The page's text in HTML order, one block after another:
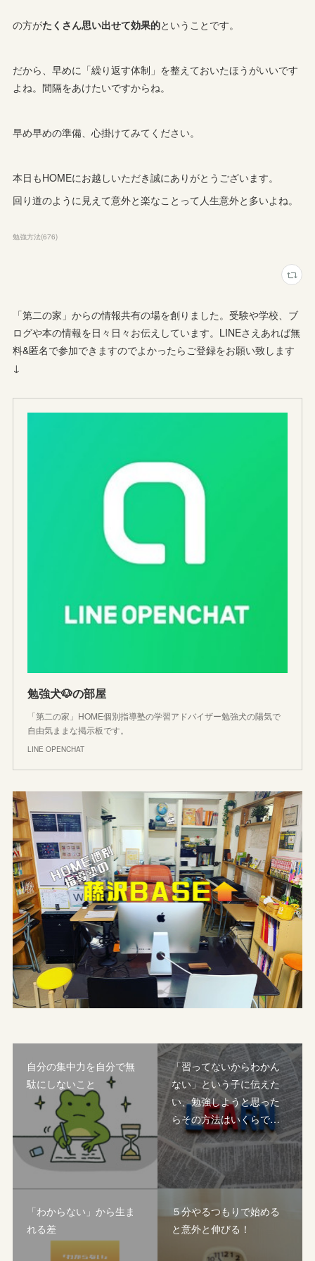
の方がたくさん思い出せて効果的ということです。
だから、早めに「繰り返す体制」を整えておいたほうがいいです
よね。間隔をあけたいですからね。
早め早めの準備、心掛けてみてください。
本日もHOMEにお越しいただき誠にありがとうございます。
回り道のように見えて意外と楽なことって人生意外と多いよね。
勉強方法(676)
「第二の家」からの情報共有の場を創りました。受験や学校、ブ
ログや本の情報を日々日々お伝えしています。LINEさえあれば無
料&匿名で参加できますのでよかったらご登録をお願い致します
↓
勉強犬🐶の部屋
「第二の家」HOME個別指導塾の学習アドバイザー勉強犬の陽気で
自由気ままな掲示板です。
LINE OPENCHAT
自分の集中力を自分で無
駄にしないこと
「習ってないからわかん
ない」という子に伝えた
い、勉強しようと思った
らその方法はいくらで…
「わからない」から生ま
れる差
５分やるつもりで始める
と意外と伸びる！